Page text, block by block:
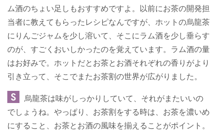
ム酒のちょい足しもおすすめですよ。以前にお茶の開発担
当者に教えてもらったレシピなんですが、ホットの烏龍茶
にりんごジャムを少し溶いて、そこにラム酒を少し垂らす
のが、すごくおいしかったのを覚えています。ラム酒の量
はお好みで。ホットだとお茶とお酒それぞれの香りがより
引き立って、そこでまたお茶割の世界が広がりました。
烏龍茶は味がしっかりしていて、それがまたいいの
でしょうね。やっぱり、お茶割をする時は、お茶を濃いめ
にすること、お茶とお酒の風味を揃えることがポイント。